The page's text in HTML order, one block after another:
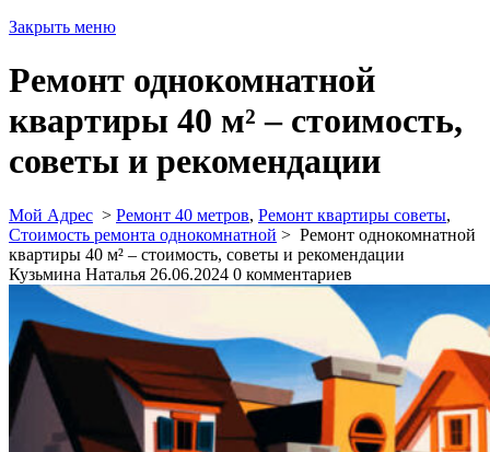
Закрыть меню
Ремонт однокомнатной
квартиры 40 м² – стоимость,
советы и рекомендации
Мой Адрес > Ремонт 40 метров, Ремонт квартиры советы,
Стоимость ремонта однокомнатной > Ремонт однокомнатной
квартиры 40 м² – стоимость, советы и рекомендации
Кузьмина Наталья 26.06.2024 0 комментариев